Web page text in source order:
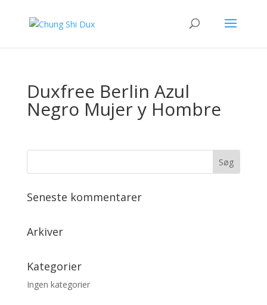
Duxfree Berlin Azul
Negro Mujer y Hombre
Seneste kommentarer
Arkiver
Kategorier
Ingen kategorier